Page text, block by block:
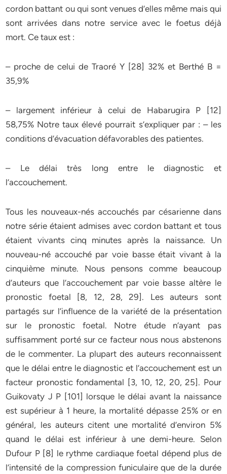
cordon battant ou qui sont venues d’elles même mais qui
sont arrivées dans notre service avec le foetus déjà
mort. Ce taux est :
– proche de celui de Traoré Y [28] 32% et Berthé B =
35,9%
– largement inférieur à celui de Habarugira P [12]
58,75% Notre taux élevé pourrait s’expliquer par : – les
conditions d’évacuation défavorables des patientes.
– Le délai très long entre le diagnostic et
l’accouchement.
Tous les nouveaux-nés accouchés par césarienne dans
notre série étaient admises avec cordon battant et tous
étaient vivants cinq minutes après la naissance. Un
nouveau-né accouché par voie basse était vivant à la
cinquième minute. Nous pensons comme beaucoup
d’auteurs que l’accouchement par voie basse altère le
pronostic foetal [8, 12, 28, 29]. Les auteurs sont
partagés sur l’influence de la variété de la présentation
sur le pronostic foetal. Notre étude n’ayant pas
suffisamment porté sur ce facteur nous nous abstenons
de le commenter. La plupart des auteurs reconnaissent
que le délai entre le diagnostic et l’accouchement est un
facteur pronostic fondamental [3, 10, 12, 20, 25]. Pour
Guikovaty J P [101] lorsque le délai avant la naissance
est supérieur à 1 heure, la mortalité dépasse 25% or en
général, les auteurs citent une mortalité d’environ 5%
quand le délai est inférieur à une demi-heure. Selon
Dufour P [8] le rythme cardiaque foetal dépend plus de
l’intensité de la compression funiculaire que de la durée